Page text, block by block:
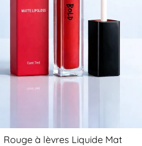
Rouge à lèvres Liquide Mat